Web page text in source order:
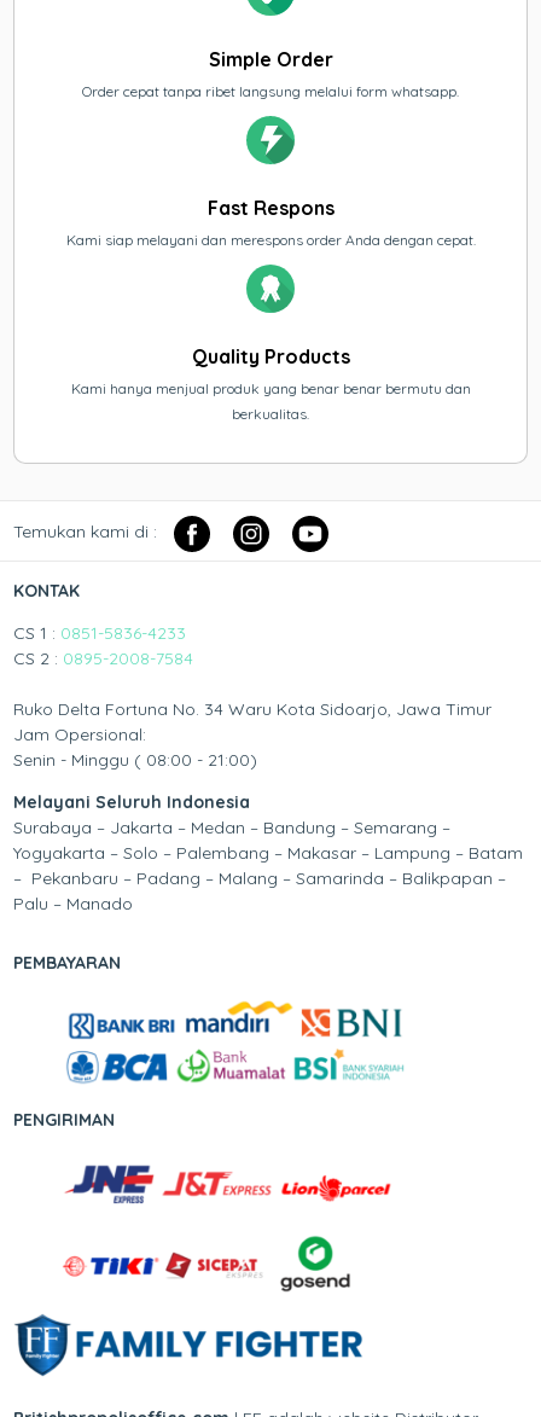
Simple Order
Order cepat tanpa ribet langsung melalui form whatsapp.
Fast Respons
Kami siap melayani dan merespons order Anda dengan cepat.
Quality Products
Kami hanya menjual produk yang benar benar bermutu dan
berkualitas.
Temukan kami di :
KONTAK
CS 1 : 0851-5836-4233
CS 2 : 0895-2008-7584
Ruko Delta Fortuna No. 34 Waru Kota Sidoarjo, Jawa Timur
Jam Opersional:
Senin - Minggu ( 08:00 - 21:00)
Melayani Seluruh Indonesia
Surabaya – Jakarta – Medan – Bandung – Semarang –
Yogyakarta – Solo – Palembang – Makasar – Lampung – Batam
– Pekanbaru – Padang – Malang – Samarinda – Balikpapan –
Palu – Manado
PEMBAYARAN
PENGIRIMAN